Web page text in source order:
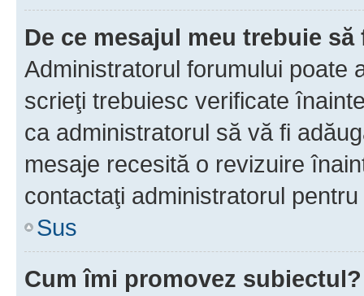
De ce mesajul meu trebuie
Administratorul forumului poate
scrieţi trebuiesc verificate
ca administratorul să vă fi
mesaje recesită o revizuire
contactaţi administratorul
Sus
Cum îmi promovez subiectul?